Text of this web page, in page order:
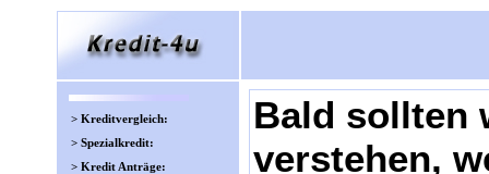
> Kreditvergleich:
> Spezialkredit:
> Kredit Anträge:
Bald sollten
verstehen,